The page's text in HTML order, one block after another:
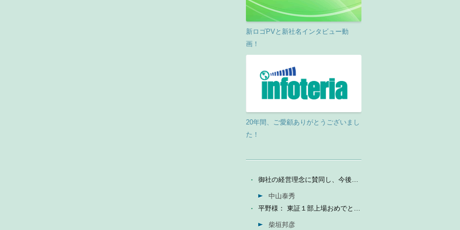
新ロゴPVと新社名インタビュー動
画！
20年間、ご愛顧ありがとうございまし
た！
御社の経営理念に賛同し、今後の成長を期待して今日微量なが...
中山泰秀
平野様： 東証１部上場おめでとうございます。ひとえに平...
柴垣邦彦